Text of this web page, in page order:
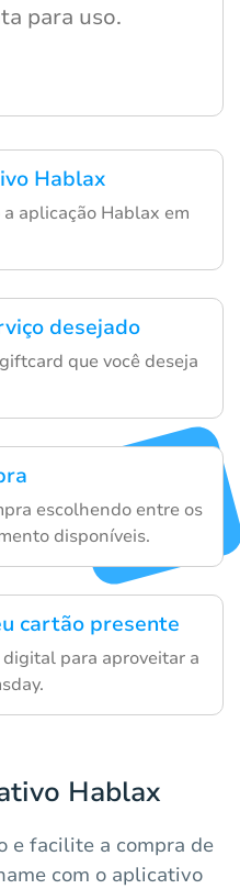
Hablax
aplicação Hablax em
desejado
que você deseja
escolhendo entre os
disponíveis.
cartão presente
para aproveitar a
para uso.
Hablax
e facilite a compra de
com o aplicativo